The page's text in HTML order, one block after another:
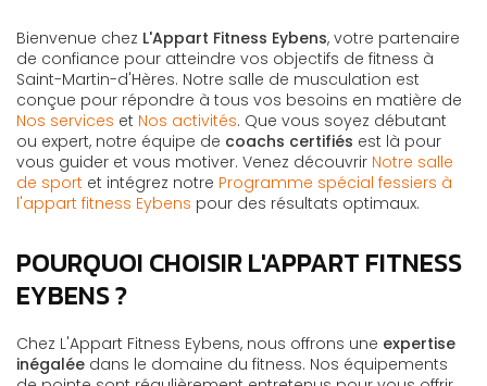
Bienvenue chez L'Appart Fitness Eybens, votre partenaire
de confiance pour atteindre vos objectifs de fitness à
Saint-Martin-d'Hères. Notre salle de musculation est
conçue pour répondre à tous vos besoins en matière de
Nos services et Nos activités. Que vous soyez débutant
ou expert, notre équipe de coachs certifiés est là pour
vous guider et vous motiver. Venez découvrir Notre salle
de sport et intégrez notre Programme spécial fessiers à
l'appart fitness Eybens pour des résultats optimaux.
POURQUOI CHOISIR L'APPART FITNESS
EYBENS ?
Chez L'Appart Fitness Eybens, nous offrons une expertise
inégalée dans le domaine du fitness. Nos équipements